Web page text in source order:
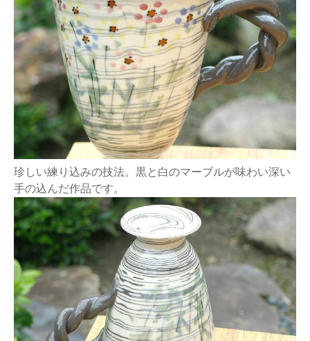
珍しい練り込みの技法。黒と白のマーブルが味わい深い
手の込んだ作品です。